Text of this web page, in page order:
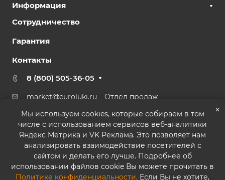
Информация
Сотрудничество
Гарантия
Контакты
8 (800) 505-36-05
market@euroluki.ru – Отдел продаж
г. Москва, ул. Генерала Белова, 43 к2, офис 27
×
Мы используем cookies, которые собираем в том
числе с использованием сервисов веб-аналитики
Яндекс Метрика и VK Реклама. Это позволяет нам
анализировать взаимодействие посетителей с
сайтом и делать его лучше. Подробнее об
использовании файлов cookie Вы можете прочитать в
Политике конфиденциальности. Если Вы не хотите,